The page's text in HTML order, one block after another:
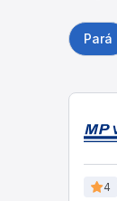
Pará
4